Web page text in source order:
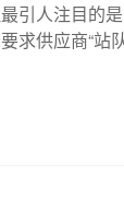
引人注目的
求供应商“站